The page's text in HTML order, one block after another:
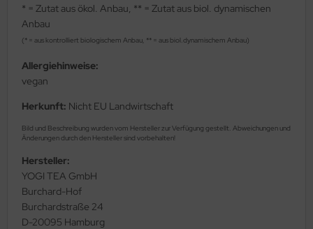
* = Zutat aus ökol. Anbau, ** = Zutat aus biol. dynamischen
Anbau
(* = aus kontrolliert biologischem Anbau, ** = aus biol.dynamischem Anbau)
Allergiehinweise:
vegan
Herkunft: Nicht EU Landwirtschaft
Bild und Beschreibung wurden vom Hersteller zur Verfügung gestellt. Abweichungen und
Änderungen durch den Hersteller sind vorbehalten!
Hersteller:
YOGI TEA GmbH
Burchard-Hof
Burchardstraße 24
D-20095 Hamburg